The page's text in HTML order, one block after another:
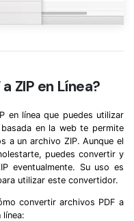
ZIP en Línea?
en línea que puedes utilizar
en la web te permite
a un archivo ZIP. Aunque el
puedes convertir y
eventualmente. Su uso es
utilizar este convertidor.
convertir archivos PDF a
línea: